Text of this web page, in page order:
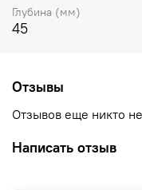
Глубина (мм)
45
Отзывы
Отзывов еще никто
Написать отзыв